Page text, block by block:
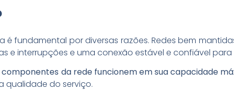
fundamental por diversas razões. Redes bem
e interrupções e uma conexão estável e confiável para
componentes da rede funcionem em sua capacidade
qualidade do serviço.